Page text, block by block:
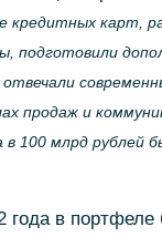
кредитных карт,
подготовили
продаж и
100 млрд рублей
в портфеле